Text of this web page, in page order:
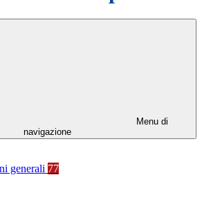
Menu di
navigazione
generali 77